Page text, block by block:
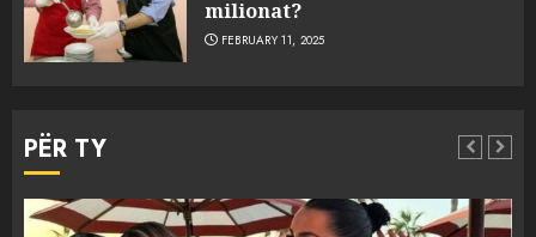
milionat?
FEBRUARY 11, 2025
PËR TY
3 MARCH 25, 2025
4 MARCH 25, 2025